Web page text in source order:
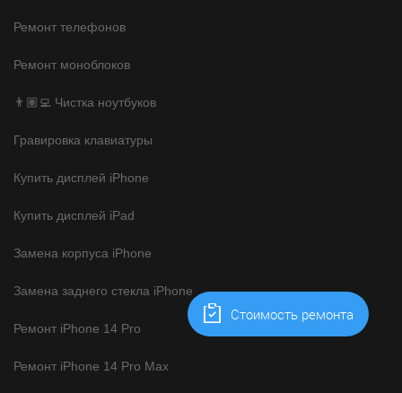
Ремонт телефонов
Ремонт моноблоков
👨🏽‍💻 Чистка ноутбуков
Гравировка клавиатуры
Купить дисплей iPhone
Купить дисплей iPad
Замена корпуса iPhone
Замена заднего стекла iPhone
Ремонт iPhone 14 Pro
Ремонт iPhone 14 Pro Max
Cтоимость ремонта